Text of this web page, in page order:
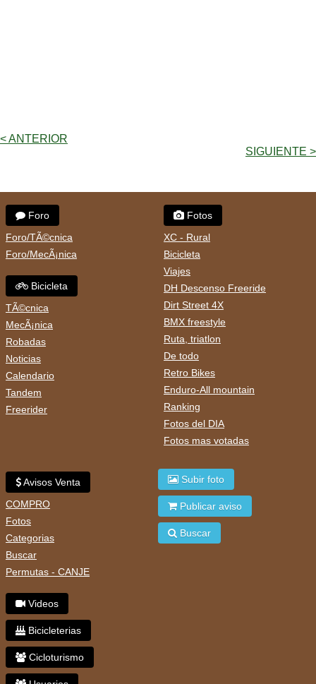
< ANTERIOR
SIGUIENTE >
Foro
Foro/TÃ©cnica
Foro/MecÃ¡nica
Bicicleta
TÃ©cnica
MecÃ¡nica
Robadas
Noticias
Calendario
Tandem
Freerider
Fotos
XC - Rural
Bicicleta
Viajes
DH Descenso Freeride
Dirt Street 4X
BMX freestyle
Ruta, triatlon
De todo
Retro Bikes
Enduro-All mountain
Ranking
Fotos del DIA
Fotos mas votadas
Avisos Venta
COMPRO
Fotos
Categorias
Buscar
Permutas - CANJE
Videos
Bicicleterias
Cicloturismo
Subir foto
Publicar aviso
Buscar